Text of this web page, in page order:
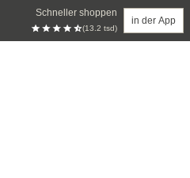
Schneller shoppen
(13.2 tsd)
in der App